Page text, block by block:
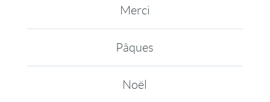
Merci
Pâques
Noël